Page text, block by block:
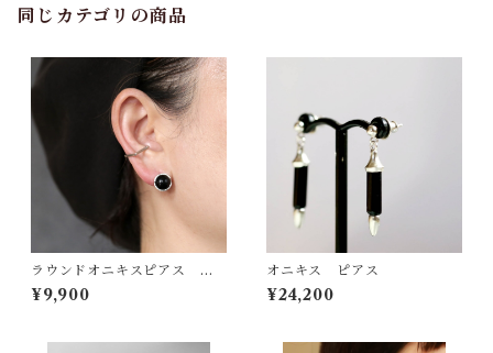
同じカテゴリの商品
ラウンドオニキスピアス 片
耳
¥9,900
オニキス ピアス
¥24,200